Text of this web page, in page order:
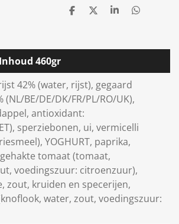
D
n
D
S
e
D
n
460gr
42% (water, rijst), gegaard
(NL/BE/DE/DK/FR/PL/RO/UK),
antioxidant:
sperziebonen, ui, vermicelli
YOGHURT, paprika,
tomaat (tomaat,
voedingszuur: citroenzuur),
zout, kruiden en specerijen,
water, zout, voedingszuur: